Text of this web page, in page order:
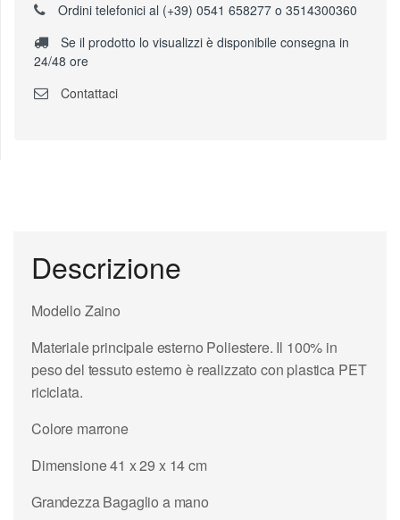
Ordini telefonici al (+39) 0541 658277 o 3514300360
Se il prodotto lo visualizzi è disponibile consegna in
24/48 ore
Contattaci
Descrizione
Modello Zaino
Materiale principale esterno Poliestere. Il 100% in
peso del tessuto esterno è realizzato con plastica PET
riciclata.
Colore marrone
Dimensione 41 x 29 x 14 cm
Grandezza Bagaglio a mano